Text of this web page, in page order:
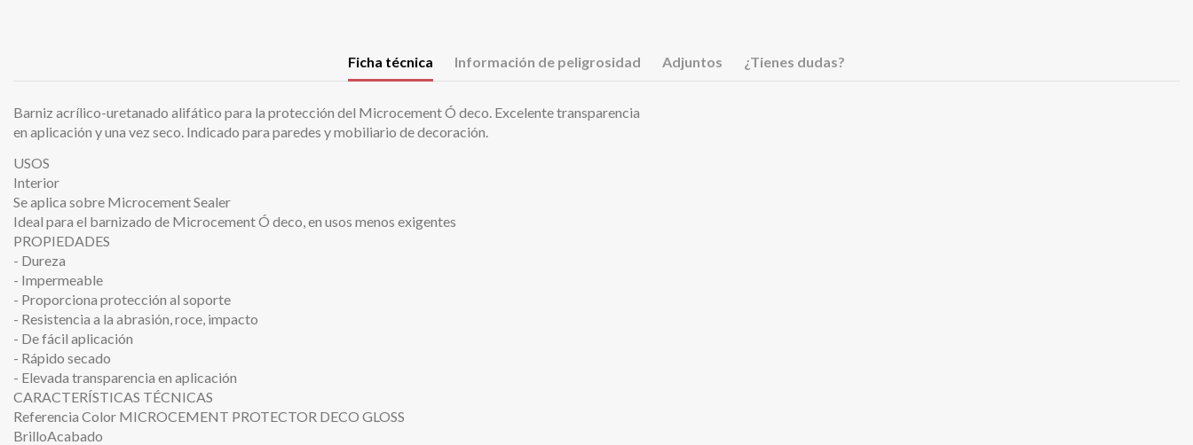
Ficha técnica Información de peligrosidad Adjuntos ¿Tienes dudas?
Barniz acrílico-uretanado alifático para la protección del Microcement Ó deco. Excelente transparencia
en aplicación y una vez seco. Indicado para paredes y mobiliario de decoración.
USOS
Interior
Se aplica sobre Microcement Sealer
Ideal para el barnizado de Microcement Ó deco, en usos menos exigentes
PROPIEDADES
- Dureza
- Impermeable
- Proporciona protección al soporte
- Resistencia a la abrasión, roce, impacto
- De fácil aplicación
- Rápido secado
- Elevada transparencia en aplicación
CARACTERÍSTICAS TÉCNICAS
Referencia Color MICROCEMENT PROTECTOR DECO GLOSS
BrilloAcabado